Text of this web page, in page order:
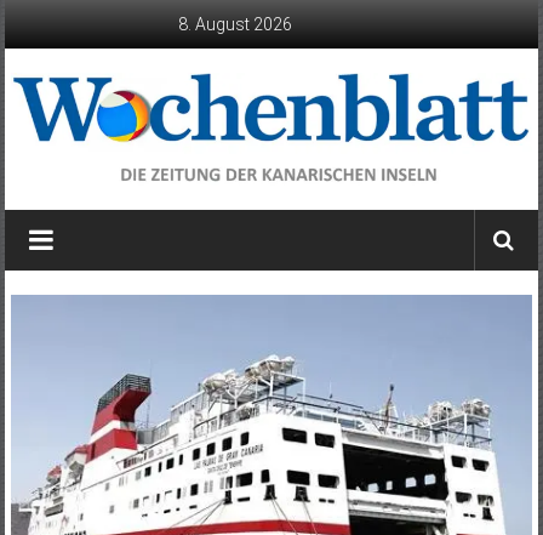
8. August 2026
Wochenblatt
die